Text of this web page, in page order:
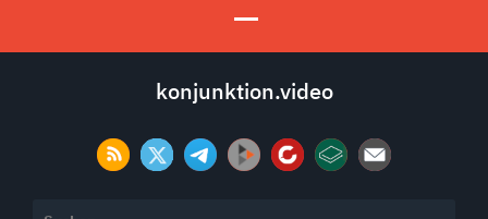
konjunktion.video